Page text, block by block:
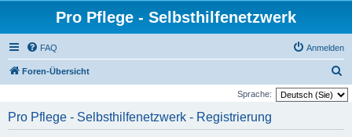
Pro Pflege - Selbsthilfenetzwerk
FAQ Anmelden
Foren-Übersicht
u
Sprache:
Pro Pflege - Selbsthilfenetzwerk - Registrierung